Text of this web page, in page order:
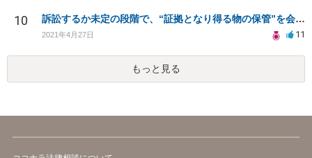
10 訴訟するか未定の段階で、“証拠となり得る物の保管”を会社に応じてもらえる方法は在りますか?
2021年4月27日 11
もっと見る